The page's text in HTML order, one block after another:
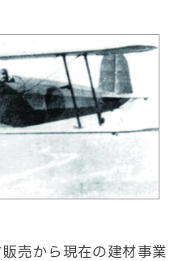
売から現在の建材事業